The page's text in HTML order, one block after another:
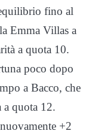
fino al
Emma Villas a
a quota 10.
poco dopo
a Bacco, che
a quota 12.
+2